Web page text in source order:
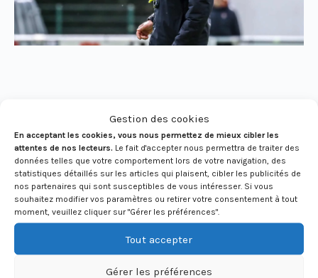
Gestion des cookies
En acceptant les cookies, vous nous permettez de mieux cibler les
attentes de nos lecteurs. Le fait d'accepter nous permettra de traiter des
données telles que votre comportement lors de votre navigation, des
statistiques détaillés sur les articles qui plaisent, cibler les publicités de
nos partenaires qui sont susceptibles de vous intéresser. Si vous
souhaitez modifier vos paramètres ou retirer votre consentement à tout
moment, veuillez cliquer sur "Gérer les préférences".
Tout accepter
Gérer les préférences
Aucun commentaire :
Votre commentaire :
Votre adresse mail ne sera pas publiée. Tous les
champs sont obligatoires.